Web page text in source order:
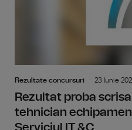
Rezultate concursuri 23 Iunie
Rezultat proba
tehnician
Serviciul IT &C